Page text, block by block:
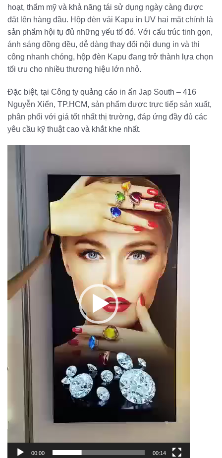
hoạt, thẩm mỹ và khả năng tái sử dụng ngày càng được
đặt lên hàng đầu. Hộp đèn vải Kapu in UV hai mặt chính là
sản phẩm hội tụ đủ những yếu tố đó. Với cấu trúc tinh gọn,
ánh sáng đồng đều, dễ dàng thay đổi nội dung in và thi
công nhanh chóng, hộp đèn Kapu đang trở thành lựa chọn
tối ưu cho nhiều thương hiệu lớn nhỏ.
Đặc biệt, tại Công ty quảng cáo in ấn Jap South – 416
Nguyễn Xiển, TP.HCM, sản phẩm được trực tiếp sản xuất,
phân phối với giá tốt nhất thị trường, đáp ứng đầy đủ các
yêu cầu kỹ thuật cao và khắt khe nhất.
chơi
Video
00:00 00:14